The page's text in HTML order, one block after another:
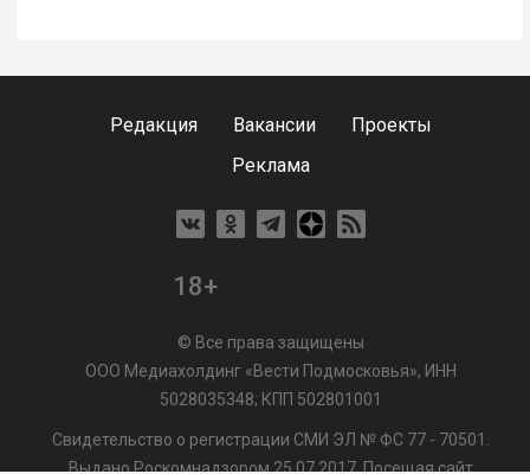
Редакция Вакансии
Проекты
Реклама
18+
© Все права защищены
ООО Медиахолдинг «Вести Подмосковья», ИНН
5028035348; КПП 502801001
Свидетельство о регистрации СМИ ЭЛ № ФС 77 - 70501.
Выдано Роскомнадзором 25.07.2017. Посещая сайт